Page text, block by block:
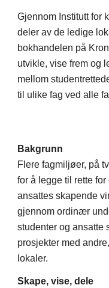
Gjennom Institutt for
deler av de ledige
bokhandelen på
utvikle, vise frem og
mellom
til ulike fag ved alle
Bakgrunn
Flere fagmiljøer, på
for å legge til rette
ansattes skapende
gjennom ordinær
studenter og ansatte
prosjekter med
lokaler.
Skape, vise, dele